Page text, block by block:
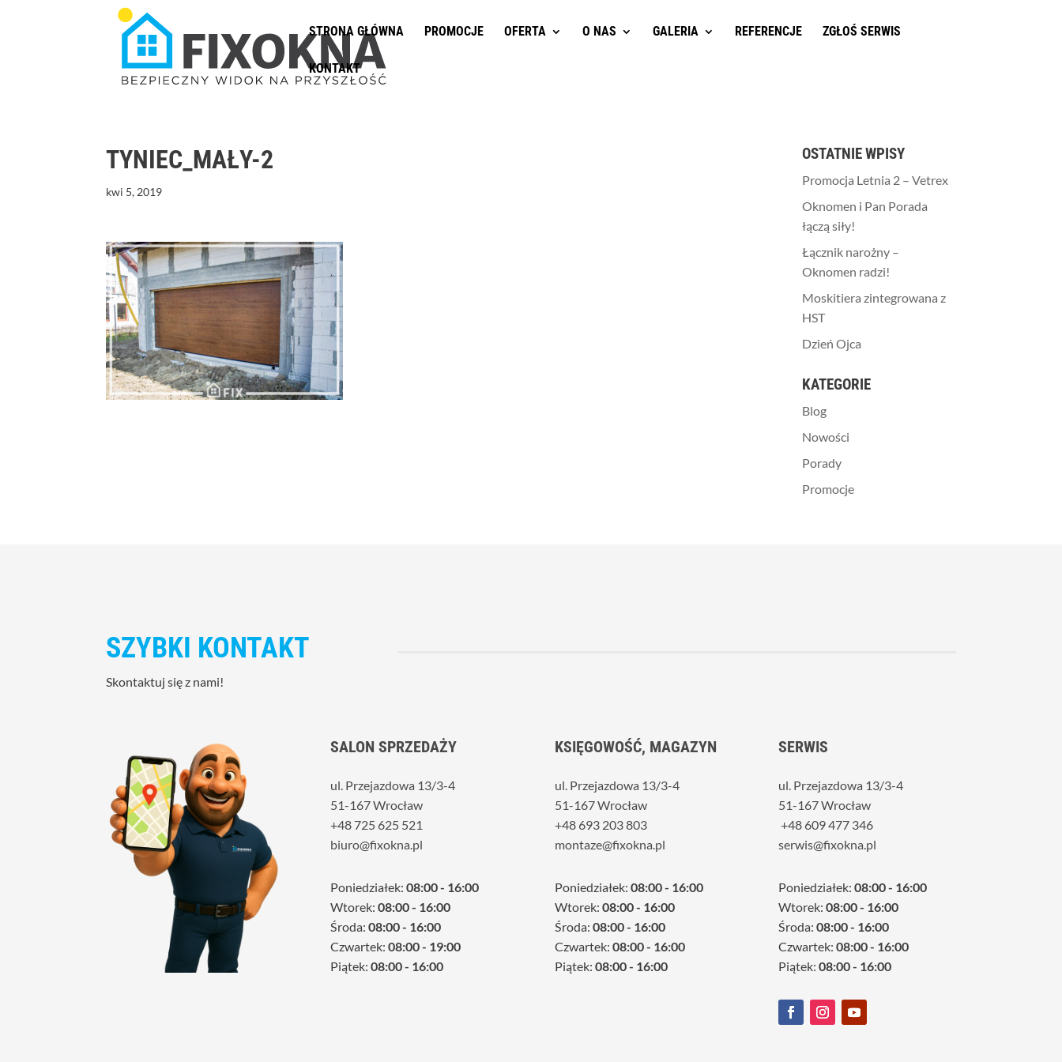
STRONA GŁÓWNA PROMOCJE OFERTA O NAS GALERIA REFERENCJE ZGŁOŚ SERWIS
KONTAKT
TYNIEC_MAŁY-2
kwi 5, 2019
OSTATNIE WPISY
Promocja Letnia 2 – Vetrex
Oknomen i Pan Porada
łączą siły!
Łącznik narożny –
Oknomen radzi!
Moskitiera zintegrowana z
HST
Dzień Ojca
KATEGORIE
Blog
Nowości
Porady
Promocje
SZYBKI KONTAKT
Skontaktuj się z nami!
SALON SPRZEDAŻY
ul. Przejazdowa 13/3-4
51-167 Wrocław
+48 725 625 521
biuro@fixokna.pl
Poniedziałek: 08:00 - 16:00
Wtorek: 08:00 - 16:00
Środa: 08:00 - 16:00
Czwartek: 08:00 - 19:00
Piątek: 08:00 - 16:00
KSIĘGOWOŚĆ, MAGAZYN
ul. Przejazdowa 13/3-4
51-167 Wrocław
+48 693 203 803
montaze@fixokna.pl
Poniedziałek: 08:00 - 16:00
Wtorek: 08:00 - 16:00
Środa: 08:00 - 16:00
Czwartek: 08:00 - 16:00
Piątek: 08:00 - 16:00
SERWIS
ul. Przejazdowa 13/3-4
51-167 Wrocław
+48 609 477 346
serwis@fixokna.pl
Poniedziałek:08:00 - 16:00
Wtorek:08:00 - 16:00
Środa:08:00 - 16:00
Czwartek:08:00 - 16:00
Piątek:08:00 - 16:00